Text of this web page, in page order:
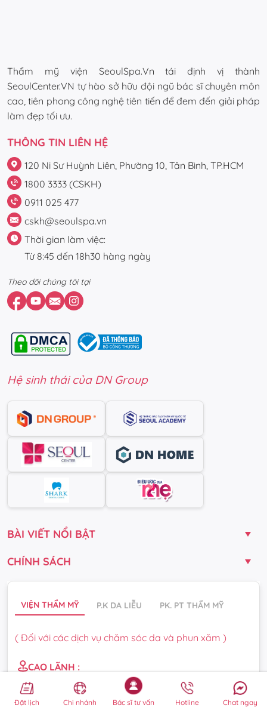
Thẩm mỹ viện SeoulSpa.Vn tái định vị thành
SeoulCenter.VN tự hào sở hữu đội ngũ bác sĩ chuyên môn
cao, tiên phong công nghệ tiên tiến để đem đến giải pháp
làm đẹp tối ưu.
THÔNG TIN LIÊN HỆ
120 Ni Sư Huỳnh Liên, Phường 10, Tân Bình, TP.HCM
1800 3333 (CSKH)
0911 025 477
cskh@seoulspa.vn
Thời gian làm việc:
Từ 8:45 đến 18h30 hàng ngày
Theo dõi chúng tôi tại
Hệ sinh thái của DN Group
BÀI VIẾT NỔI BẬT
CHÍNH SÁCH
VIỆN THẨM MỸ P.K DA LIỄU PK. PT THẨM MỸ
( Đối với các dịch vụ chăm sóc da và phun xăm )
CAO LÃNH :
97-99-101 Tôn Đức Thắng, Phường Cao Lãnh, Tỉnh
Đồng Tháp
Đặt lịch Chi nhánh Bác sĩ tư vấn Hotline Chat ngay